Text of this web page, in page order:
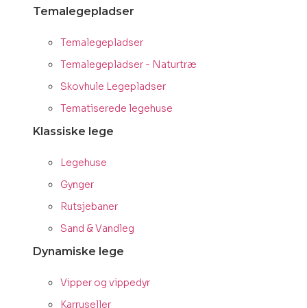
Temalegepladser
Temalegepladser
Temalegepladser - Naturtræ
Skovhule Legepladser
Tematiserede legehuse
Klassiske lege
Legehuse
Gynger
Rutsjebaner
Sand & Vandleg
Dynamiske lege
Vipper og vippedyr
Karruseller